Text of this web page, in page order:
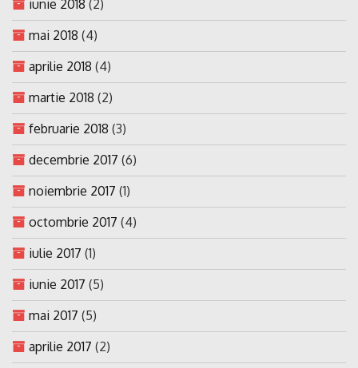
iunie 2018 (2)
mai 2018 (4)
aprilie 2018 (4)
martie 2018 (2)
februarie 2018 (3)
decembrie 2017 (6)
noiembrie 2017 (1)
octombrie 2017 (4)
iulie 2017 (1)
iunie 2017 (5)
mai 2017 (5)
aprilie 2017 (2)